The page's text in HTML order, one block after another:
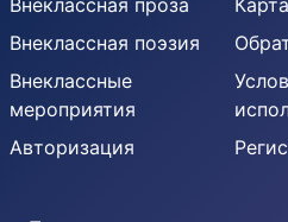
Внеклассная проза
Внеклассная поэзия
Внеклассные
мероприятия
Авторизация